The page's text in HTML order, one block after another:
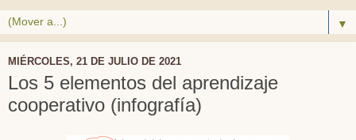
▼
MIÉRCOLES, 21 DE JULIO DE 2021
Los 5 elementos del aprendizaje
cooperativo (infografía)